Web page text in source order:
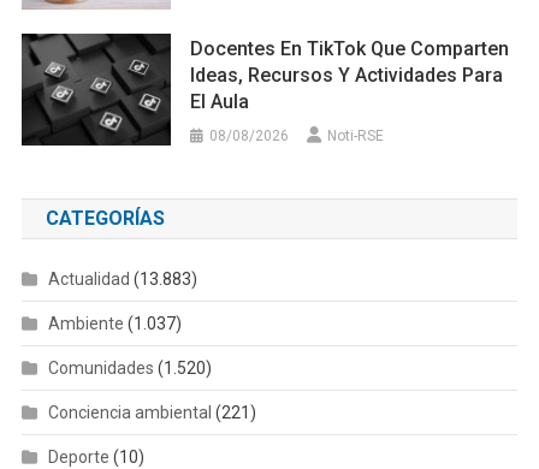
Docentes En TikTok Que Comparten
Ideas, Recursos Y Actividades Para
El Aula
08/08/2026 Noti-RSE
CATEGORÍAS
Actualidad (13.883)
Ambiente (1.037)
Comunidades (1.520)
Conciencia ambiental (221)
Deporte (10)